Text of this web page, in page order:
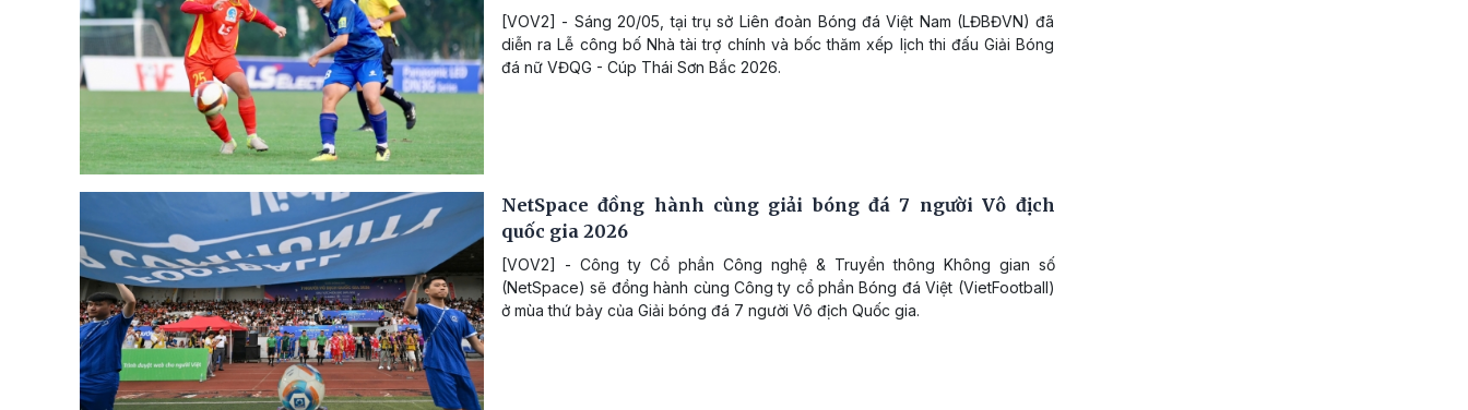
[VOV2] - Sáng 20/05, tại trụ sở Liên đoàn Bóng đá Việt Nam (LĐBĐVN) đã
diễn ra Lễ công bố Nhà tài trợ chính và bốc thăm xếp lịch thi đấu Giải Bóng
đá nữ VĐQG - Cúp Thái Sơn Bắc 2026.
NetSpace đồng hành cùng giải bóng đá 7 người Vô địch
quốc gia 2026
[VOV2] - Công ty Cổ phần Công nghệ & Truyền thông Không gian số
(NetSpace) sẽ đồng hành cùng Công ty cổ phần Bóng đá Việt (VietFootball)
ở mùa thứ bảy của Giải bóng đá 7 người Vô địch Quốc gia.